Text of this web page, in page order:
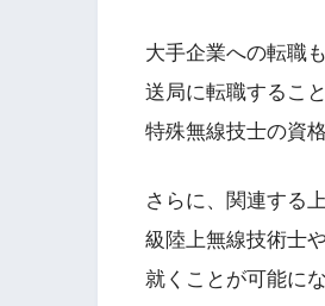
大手企業への転職
送局に転職するこ
特殊無線技士の資
さらに、関連する
級陸上無線技術士
就くことが可能に